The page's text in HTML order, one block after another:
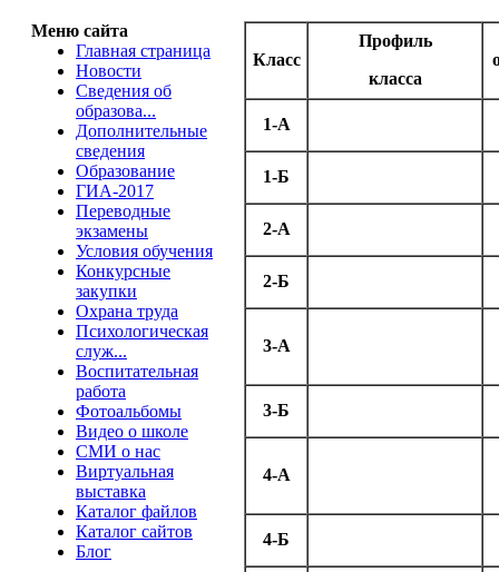
Меню сайта
Главная страница
Новости
Сведения об
образова...
Дополнительные
сведения
Образование
ГИА-2017
Переводные
экзамены
Условия обучения
Конкурсные
закупки
Охрана труда
Психологическая
служ...
Воспитательная
работа
Фотоальбомы
Видео о школе
СМИ о нас
Виртуальная
выставка
Каталог файлов
Каталог сайтов
Блог
Класс
Профиль
класса
1-А
1-Б
2-А
2-Б
3-А
3-Б
4-А
4-Б